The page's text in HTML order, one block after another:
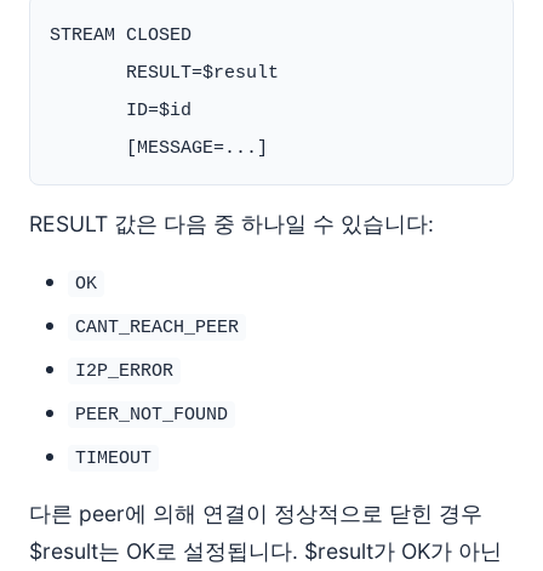
STREAM CLOSED
       RESULT=$result
       ID=$id
RESULT 값은 다음 중 하나일 수 있습니다:
OK
CANT_REACH_PEER
I2P_ERROR
PEER_NOT_FOUND
TIMEOUT
다른 peer에 의해 연결이 정상적으로 닫힌 경우
$result는 OK로 설정됩니다. $result가 OK가 아닌